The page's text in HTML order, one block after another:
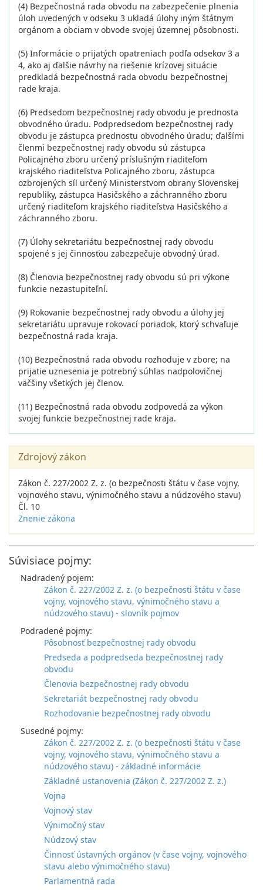
(4) Bezpečnostná rada obvodu na zabezpečenie plnenia
úloh uvedených v odseku 3 ukladá úlohy iným štátnym
orgánom a obciam v obvode svojej územnej pôsobnosti.
(5) Informácie o prijatých opatreniach podľa odsekov 3 a
4, ako aj ďalšie návrhy na riešenie krízovej situácie
predkladá bezpečnostná rada obvodu bezpečnostnej
rade kraja.
(6) Predsedom bezpečnostnej rady obvodu je prednosta
obvodného úradu. Podpredsedom bezpečnostnej rady
obvodu je zástupca prednostu obvodného úradu; ďalšími
členmi bezpečnostnej rady obvodu sú zástupca
Policajného zboru určený príslušným riaditeľom
krajského riaditeľstva Policajného zboru, zástupca
ozbrojených síl určený Ministerstvom obrany Slovenskej
republiky, zástupca Hasičského a záchranného zboru
určený riaditeľom krajského riaditeľstva Hasičského a
záchranného zboru.
(7) Úlohy sekretariátu bezpečnostnej rady obvodu
spojené s jej činnosťou zabezpečuje obvodný úrad.
(8) Členovia bezpečnostnej rady obvodu sú pri výkone
funkcie nezastupiteľní.
(9) Rokovanie bezpečnostnej rady obvodu a úlohy jej
sekretariátu upravuje rokovací poriadok, ktorý schvaľuje
bezpečnostná rada kraja.
(10) Bezpečnostná rada obvodu rozhoduje v zbore; na
prijatie uznesenia je potrebný súhlas nadpolovičnej
väčšiny všetkých jej členov.
(11) Bezpečnostná rada obvodu zodpovedá za výkon
svojej funkcie bezpečnostnej rade kraja.
Zdrojový zákon
Zákon č. 227/2002 Z. z. (o bezpečnosti štátu v čase vojny,
vojnového stavu, výnimočného stavu a núdzového stavu)
Čl. 10
Znenie zákona
Súvisiace pojmy:
Nadradený pojem:
Zákon č. 227/2002 Z. z. (o bezpečnosti štátu v čase
vojny, vojnového stavu, výnimočného stavu a
núdzového stavu) - slovník pojmov
Podradené pojmy:
Pôsobnosť bezpečnostnej rady obvodu
Predseda a podpredseda bezpečnostnej rady
obvodu
Členovia bezpečnostnej rady obvodu
Sekretariát bezpečnostnej rady obvodu
Rozhodovanie bezpečnostnej rady obvodu
Susedné pojmy:
Zákon č. 227/2002 Z. z. (o bezpečnosti štátu v čase
vojny, vojnového stavu, výnimočného stavu a
núdzového stavu) - základné informácie
Základné ustanovenia (Zákon č. 227/2002 Z. z.)
Vojna
Vojnový stav
Výnimočný stav
Núdzový stav
Činnosť ústavných orgánov (v čase vojny, vojnového
stavu alebo výnimočného stavu)
Parlamentná rada